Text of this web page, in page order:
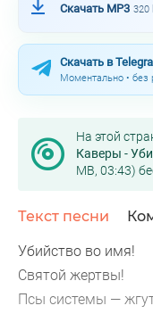
Скачать MP3 320
Скачать в
Моментально • без
На этой
Каверы -
MB, 03:43)
Текст песни
Убийство во имя!
Святой жертвы!
Псы системы —